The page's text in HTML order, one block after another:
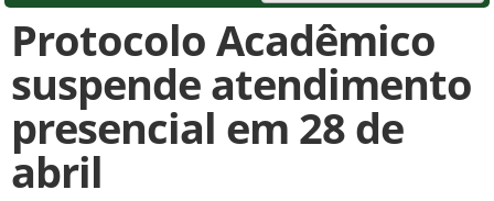
Protocolo Acadêmico
suspende atendimento
presencial em 28 de
abril